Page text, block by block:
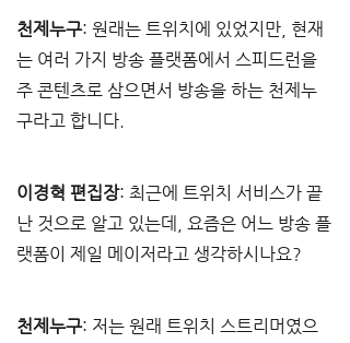
천제누구: 원래는 트위치에 있었지만, 현재
는 여러 가지 방송 플랫폼에서 스피드런을
주 콘텐츠로 삼으면서 방송을 하는 천제누
구라고 합니다.
이경혁 편집장: 최근에 트위치 서비스가 끝
난 것으로 알고 있는데, 요즘은 어느 방송 플
랫폼이 제일 메이저라고 생각하시나요?
천제누구: 저는 원래 트위치 스트리머였으